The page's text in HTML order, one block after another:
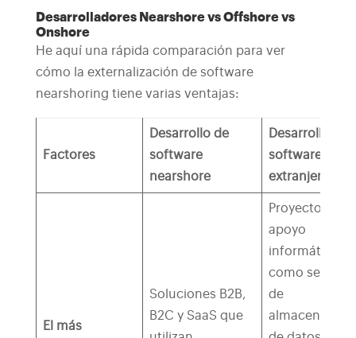
Desarrolladores Nearshore vs Offshore vs
Onshore
He aquí una rápida comparación para ver
cómo la externalización de software
nearshoring tiene varias ventajas:
Factores
Desarrollo de
software
nearshore
Desarrollo de
software en el
extranjero
El más
Soluciones B2B,
B2C y SaaS que
Proyectos de
apoyo
informático,
como
de